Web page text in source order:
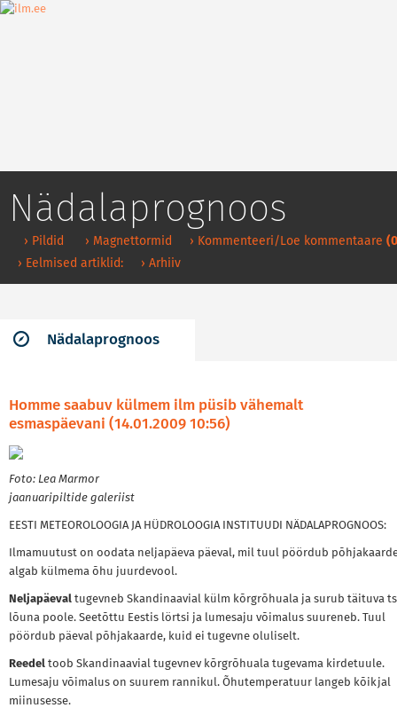
Nädalaprognoos
› Pildid › Magnettormid › Kommenteeri/Loe kommentaare
› Eelmised artiklid:
› Arhiiv
Nädalaprognoos
Homme saabuv külmem ilm püsib vähemalt
esmaspäevani (14.01.2009 10:56)
Foto: Lea Marmor
jaanuaripiltide galeriist
EESTI METEOROLOOGIA JA HÜDROLOOGIA INSTITUUDI NÄDALAPROGNOOS:
Ilmamuutust on oodata neljapäeva päeval, mil tuul pöördub
algab külmema õhu juurdevool.
Neljapäeval tugevneb Skandinaavial külm kõrgrõhuala ja surub täituva
lõuna poole. Seetõttu Eestis lörtsi ja lumesaju võimalus suureneb. Tuul
pöördub päeval põhjakaarde, kuid ei tugevne oluliselt.
Reedel toob Skandinaavial tugevnev kõrgrõhuala tugevama kirdetuule.
Lumesaju võimalus on suurem rannikul. Õhutemperatuur langeb kõikjal
miinusesse.